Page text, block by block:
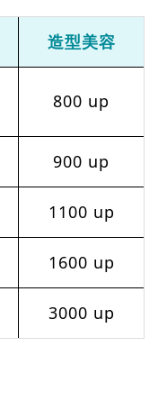
造型美容
800 up
900 up
1100 up
1600 up
3000 up